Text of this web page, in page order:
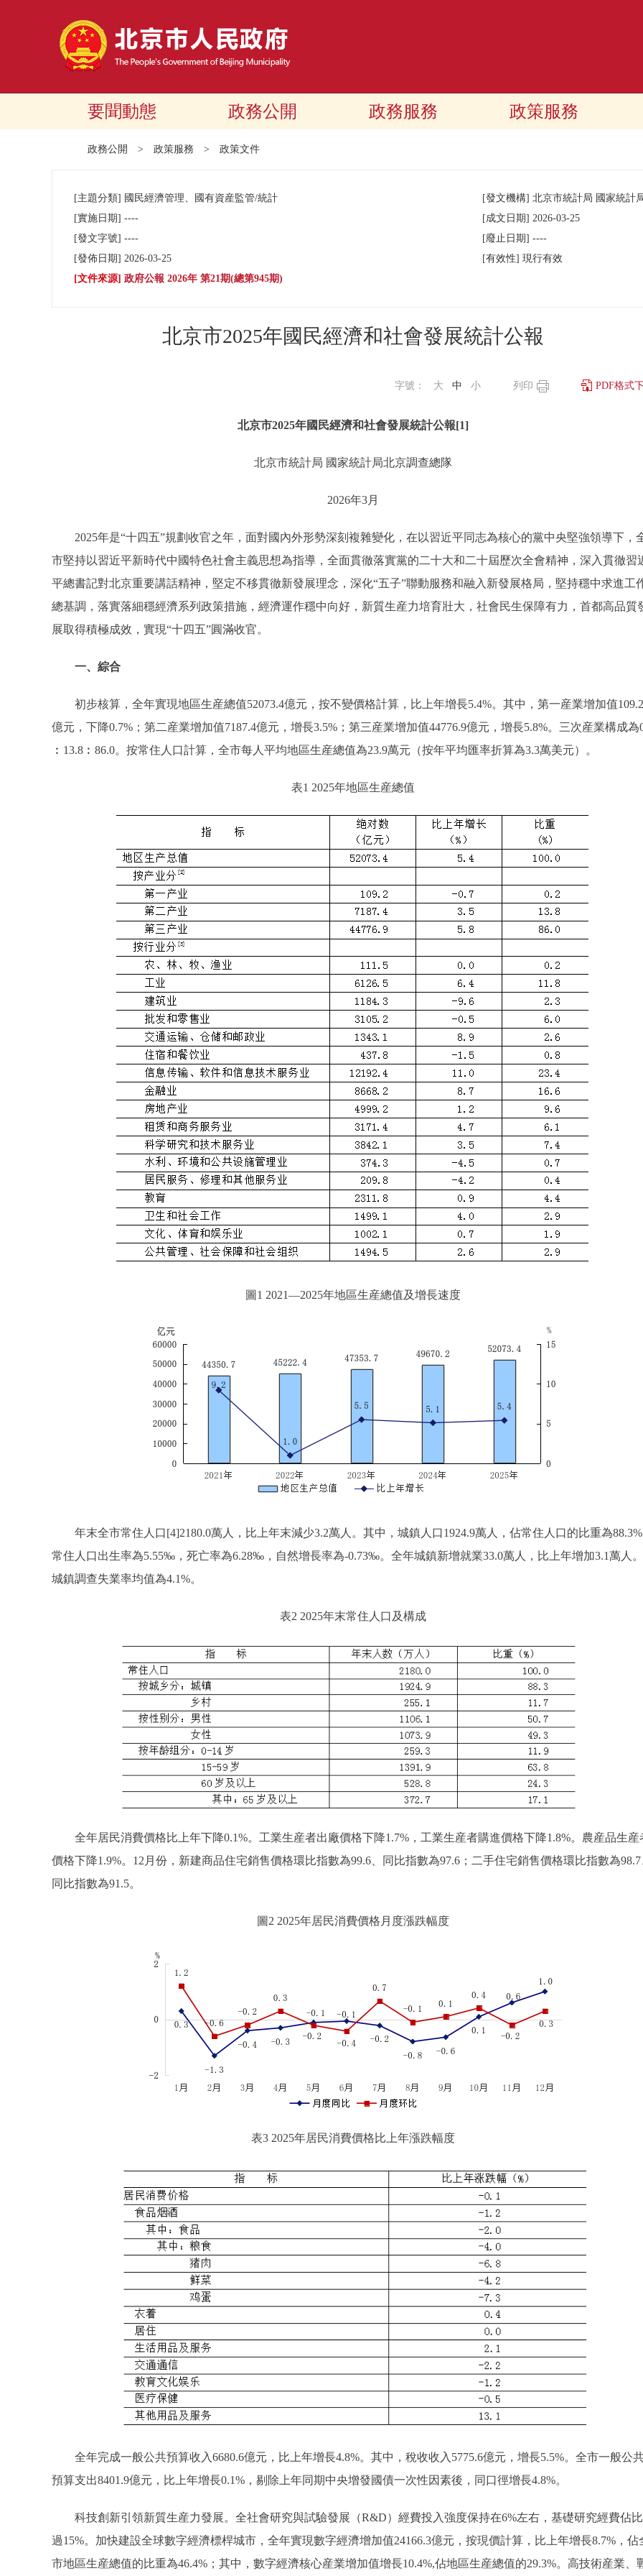
要聞動態 政務公開 政務服務 政策服務
政務公開 > 政策服務 > 政策文件
[主題分類] 國民經濟管理、國有資産監管/統計 [發文機構] 北京市統計局 國家統計
[實施日期] ---- [成文日期] 2026-03-25
[發文字號] ---- [廢止日期] ----
[發佈日期] 2026-03-25 [有效性] 現行有效
[文件來源] 政府公報 2026年 第21期(總第945期)
北京市2025年國民經濟和社會發展統計公報
PDF格式
列印
字號： 大 中 小
北京市2025年國民經濟和社會發展統計公報[1]
北京市統計局 國家統計局北京調查總隊
2026年3月
2025年是“十四五”規劃收官之年，面對國內外形勢深刻複雜變化，在以習近平同志為核心的黨中央堅強領導下，
市堅持以習近平新時代中國特色社會主義思想為指導，全面貫徹落實黨的二十大和二十屆歷次全會精神，深入貫徹習
平總書記對北京重要講話精神，堅定不移貫徹新發展理念，深化“五子”聯動服務和融入新發展格局，堅持穩中求進工
總基調，落實落細穩經濟系列政策措施，經濟運作穩中向好，新質生産力培育壯大，社會民生保障有力，首都高品質
展取得積極成效，實現“十四五”圓滿收官。
一、綜合
初步核算，全年實現地區生産總值52073.4億元，按不變價格計算，比上年增長5.4%。其中，第一産業增加值109.2
億元，下降0.7%；第二産業增加值7187.4億元，增長3.5%；第三産業增加值44776.9億元，增長5.8%。三次産業構成為
︰13.8︰86.0。按常住人口計算，全市每人平均地區生産總值為23.9萬元（按年平均匯率折算為3.3萬美元）。
表1 2025年地區生産總值
圖1 2021—2025年地區生産總值及增長速度
年末全市常住人口[4]2180.0萬人，比上年末減少3.2萬人。其中，城鎮人口1924.9萬人，佔常住人口的比重為
常住人口出生率為5.55‰，死亡率為6.28‰，自然增長率為-0.73‰。全年城鎮新增就業33.0萬人，比上年增加3.1萬人。
城鎮調查失業率均值為4.1%。
表2 2025年末常住人口及構成
全年居民消費價格比上年下降0.1%。工業生産者出廠價格下降1.7%，工業生産者購進價格下降1.8%。農産品生産
價格下降1.9%。12月份，新建商品住宅銷售價格環比指數為99.6、同比指數為97.6；二手住宅銷售價格環比指數為
同比指數為91.5。
圖2 2025年居民消費價格月度漲跌幅度
表3 2025年居民消費價格比上年漲跌幅度
全年完成一般公共預算收入6680.6億元，比上年增長4.8%。其中，稅收收入5775.6億元，增長5.5%。全市一般公
預算支出8401.9億元，比上年增長0.1%，剔除上年同期中央增發國債一次性因素後，同口徑增長4.8%。
科技創新引領新質生産力發展。全社會研究與試驗發展（R&D）經費投入強度保持在6%左右，基礎研究經費佔
過15%。加快建設全球數字經濟標桿城市，全年實現數字經濟增加值24166.3億元，按現價計算，比上年增長8.7%，佔
市地區生産總值的比重為46.4%；其中，數字經濟核心産業增加值增長10.4%,佔地區生産總值的29.3%。高技術産業、